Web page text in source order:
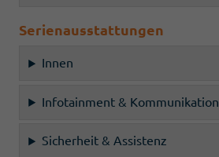
Serienausstattungen
Innen
Infotainment & Kommunikation
Sicherheit & Assistenz